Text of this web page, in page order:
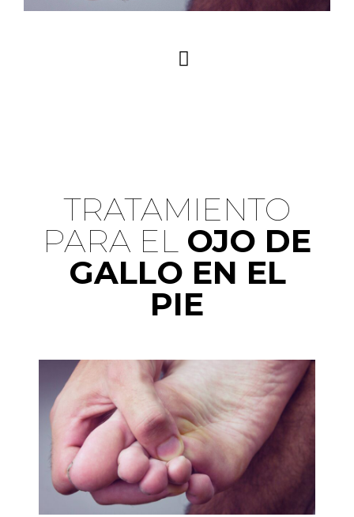
TRATAMIENTO
PARA EL​ OJO DE
GALLO EN EL
PIE